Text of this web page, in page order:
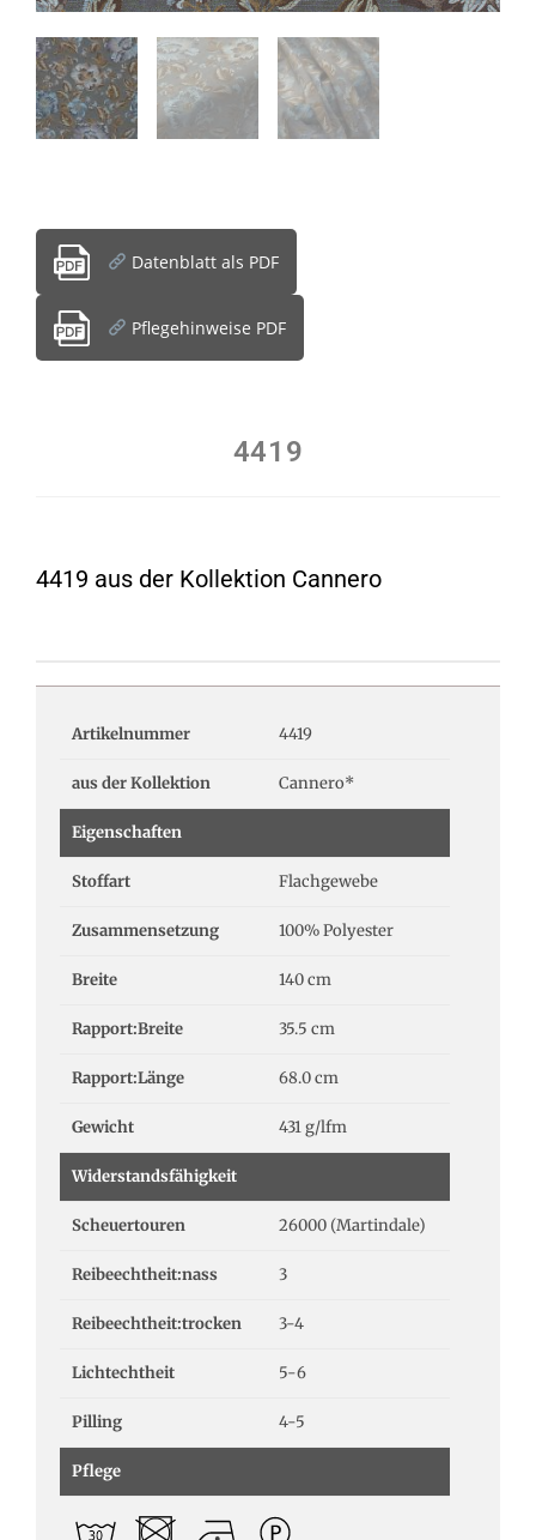
Datenblatt als PDF
Pflegehinweise PDF
4419
4419 aus der Kollektion Cannero
Artikelnummer 4419
aus der Kollektion Cannero*
Eigenschaften
Stoffart Flachgewebe
Zusammensetzung 100% Polyester
Breite 140 cm
Rapport:Breite 35.5 cm
Rapport:Länge 68.0 cm
Gewicht 431 g/lfm
Widerstandsfähigkeit
Scheuertouren 26000 (Martindale)
Reibeechtheit:nass 3
Reibeechtheit:trocken 3-4
Lichtechtheit 5-6
Pilling 4-5
Pflege